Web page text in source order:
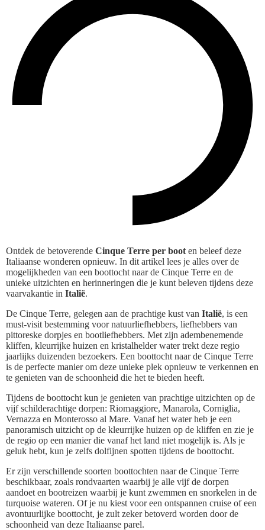
Ontdek de betoverende Cinque Terre per boot en beleef deze
Italiaanse wonderen opnieuw. In dit artikel lees je alles over de
mogelijkheden van een boottocht naar de Cinque Terre en de
unieke uitzichten en herinneringen die je kunt beleven tijdens deze
vaarvakantie in Italië.
De Cinque Terre, gelegen aan de prachtige kust van Italië, is een
must-visit bestemming voor natuurliefhebbers, liefhebbers van
pittoreske dorpjes en bootliefhebbers. Met zijn adembenemende
kliffen, kleurrijke huizen en kristalhelder water trekt deze regio
jaarlijks duizenden bezoekers. Een boottocht naar de Cinque Terre
is de perfecte manier om deze unieke plek opnieuw te verkennen en
te genieten van de schoonheid die het te bieden heeft.
Tijdens de boottocht kun je genieten van prachtige uitzichten op de
vijf schilderachtige dorpen: Riomaggiore, Manarola, Corniglia,
Vernazza en Monterosso al Mare. Vanaf het water heb je een
panoramisch uitzicht op de kleurrijke huizen op de kliffen en zie je
de regio op een manier die vanaf het land niet mogelijk is. Als je
geluk hebt, kun je zelfs dolfijnen spotten tijdens de boottocht.
Er zijn verschillende soorten boottochten naar de Cinque Terre
beschikbaar, zoals rondvaarten waarbij je alle vijf de dorpen
aandoet en bootreizen waarbij je kunt zwemmen en snorkelen in de
turquoise wateren. Of je nu kiest voor een ontspannen cruise of een
avontuurlijke boottocht, je zult zeker betoverd worden door de
schoonheid van deze Italiaanse parel.